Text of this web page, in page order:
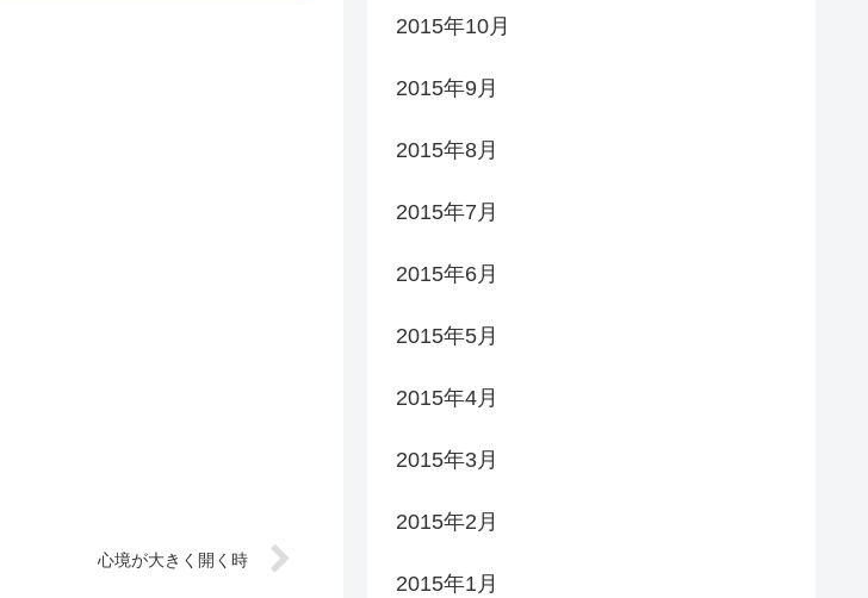
心境が大きく開く時
2015年10月
2015年9月
2015年8月
2015年7月
2015年6月
2015年5月
2015年4月
2015年3月
2015年2月
2015年1月